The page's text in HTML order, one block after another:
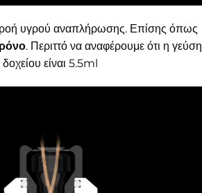
υγρού αναπλήρωσης. Επίσης όπως
. Περιττό να αναφέρουμε ότι η γεύση
είναι 5.5ml